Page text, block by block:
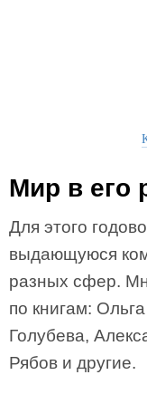
Мир в его
Для этого
выдающуюся
разных сфер.
по книгам:
Голубева,
Рябов и другие.